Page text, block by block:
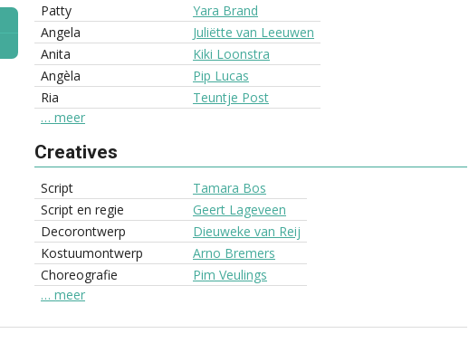
Patty
Yara Brand
Angela
Juliëtte van Leeuwen
Anita
Kiki Loonstra
Angèla
Pip Lucas
Ria
Teuntje Post
… meer
Creatives
Script
Tamara Bos
Script en regie
Geert Lageveen
Decorontwerp
Dieuweke van Reij
Kostuumontwerp
Arno Bremers
Choreografie
Pim Veulings
… meer